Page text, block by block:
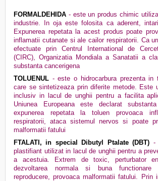
FORMALDEHIDA - este un produs chimic
industrie. In oja este folosita ca aderent,
Expunerea repetata la acest produs poate
inflamatii cutanate si ale cailor respiratorii. Ca
efectuate prin Centrul International de
(CIRC), Organizatia Mondiala a Sanatatii a
substanta cancerigena
TOLUENUL - este o hidrocarbura prezenta
care se sintetizeaza prin diferite metode. Este
inclusiv in lacul de unghii pentru a facilita
Uniunea Europeana este declarat
expunerea repetata la toluen provoaca
respiratorii, ataca sistemul nervos si poate
malformatii fatului
FTALATI, in special Dibutyl Ptalate (DBT) -
plastifiant utilizat in lacul de unghii pentru a
a acestuia. Extrem de toxic, perturbator
dezvoltarea normala si buna
reproducere, provoaca malformatii fatului. Prin